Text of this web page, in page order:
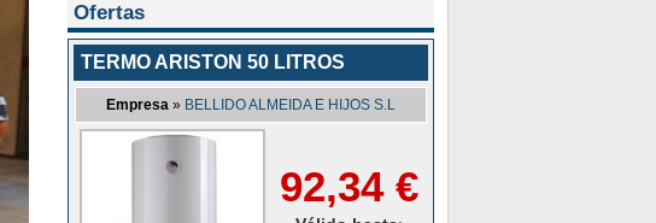
Ofertas
TERMO ARISTON 50 LITROS
Empresa » BELLIDO ALMEIDA E HIJOS S.L
92,34 €